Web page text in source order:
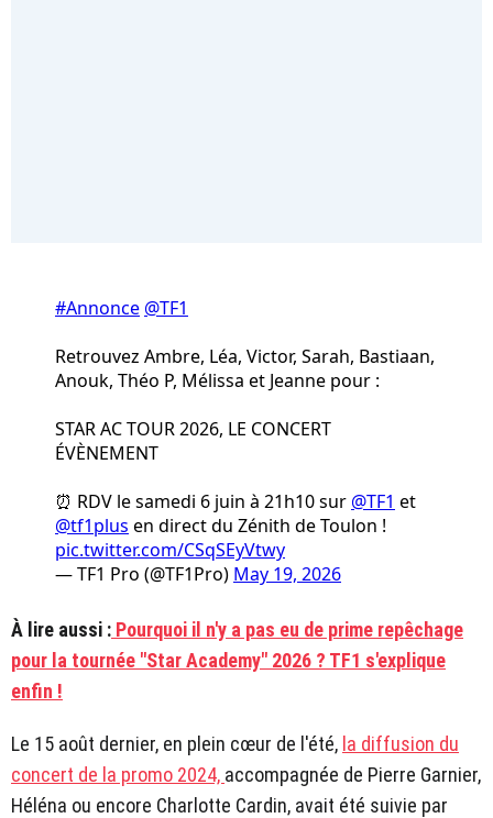
#Annonce @TF1
Retrouvez Ambre, Léa, Victor, Sarah, Bastiaan,
Anouk, Théo P, Mélissa et Jeanne pour :
STAR AC TOUR 2026, LE CONCERT
ÉVÈNEMENT
⏰ RDV le samedi 6 juin à 21h10 sur @TF1 et
@tf1plus en direct du Zénith de Toulon !
pic.twitter.com/CSqSEyVtwy
— TF1 Pro (@TF1Pro) May 19, 2026
À lire aussi : Pourquoi il n'y a pas eu de prime repêchage
pour la tournée "Star Academy" 2026 ? TF1 s'explique
enfin !
Le 15 août dernier, en plein cœur de l'été, la diffusion du
concert de la promo 2024, accompagnée de Pierre Garnier,
Héléna ou encore Charlotte Cardin, avait été suivie par